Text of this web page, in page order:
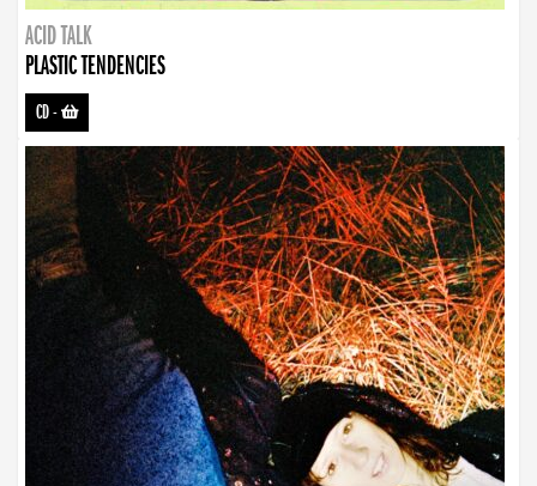
ACID TALK
PLASTIC TENDENCIES
CD-